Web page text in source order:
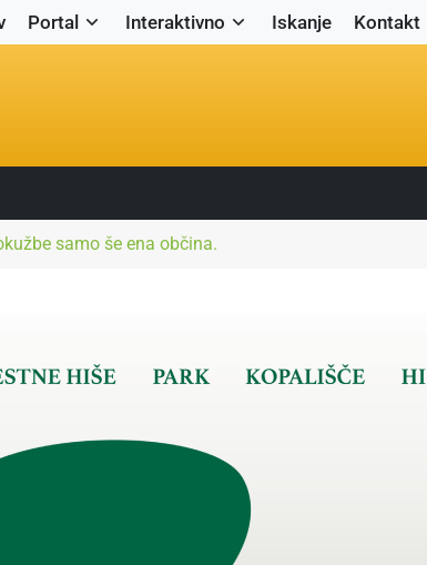
Portal Interaktivno Iskanje Kontakt
samo še ena občina.